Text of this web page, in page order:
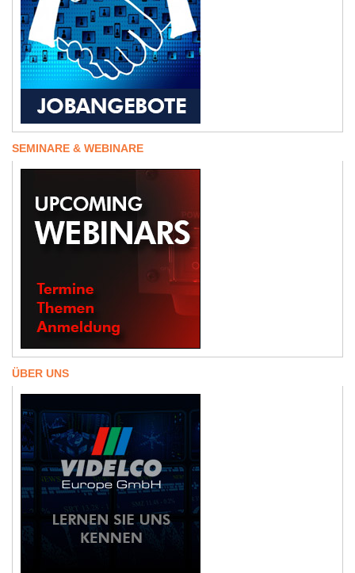
SEMINARE & WEBINARE
ÜBER UNS